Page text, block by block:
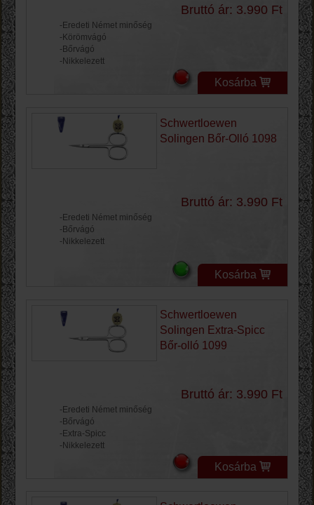
Bruttó ár: 3.990 Ft
-Eredeti Német minőség
-Körömvágó
-Bőrvágó
-Nikkelezett
Kosárba
Schwertloewen
Solingen Bőr-Olló 1098
Bruttó ár: 3.990 Ft
-Eredeti Német minőség
-Bőrvágó
-Nikkelezett
Kosárba
Schwertloewen
Solingen Extra-Spicc
Bőr-olló 1099
Bruttó ár: 3.990 Ft
-Eredeti Német minőség
-Bőrvágó
-Extra-Spicc
-Nikkelezett
Kosárba